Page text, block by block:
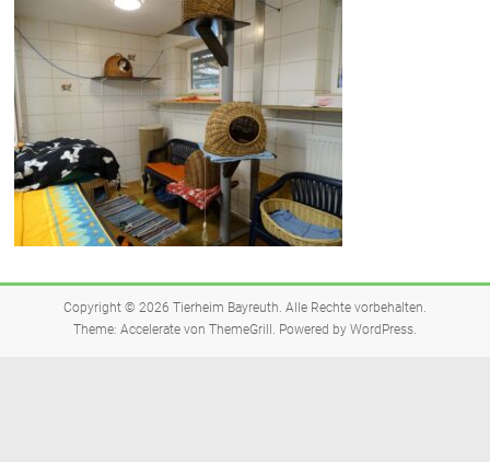
Copyright © 2026 Tierheim Bayreuth. Alle Rechte vorbehalten.
Theme: Acceleratevon ThemeGrill. Powered by WordPress.